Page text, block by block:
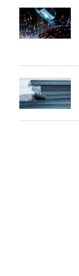
цілей
декарбонізації
липні
На
БМК
виробили
трамвайних
колій
Європі
виживуть
тільки